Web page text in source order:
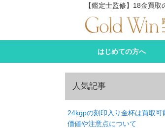
【鑑定士監修】18金買
はじめての方へ
人気記事
24kgpの刻印入り金杯は買取可
価値や注意点について